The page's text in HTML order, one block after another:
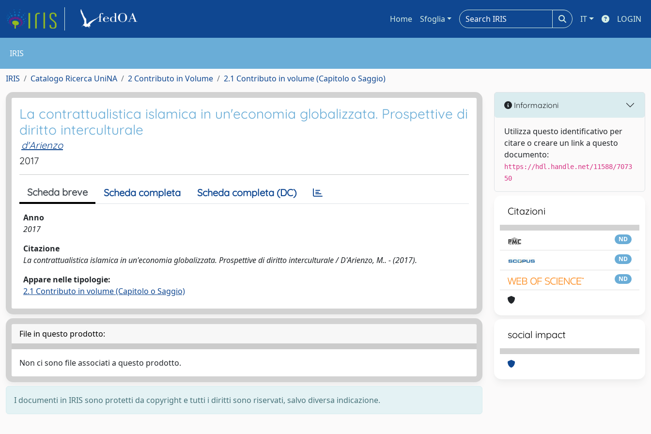
Home Sfoglia IT LOGIN
IRIS
IRIS Catalogo Ricerca UniNA 2 Contributo in Volume 2.1 Contributo in volume (Capitolo o Saggio)
La contrattualistica islamica in un'economia globalizzata. Prospettive di
diritto interculturale
d'Arienzo
2017
Scheda breve Scheda completa Scheda completa (DC)
Anno
2017
Citazione
La contrattualistica islamica in un'economia globalizzata. Prospettive di diritto interculturale / D'Arienzo, M.. - (2017).
Appare nelle tipologie:
2.1 Contributo in volume (Capitolo o Saggio)
File in questo prodotto:
Non ci sono file associati a questo prodotto.
I documenti in IRIS sono protetti da copyright e tutti i diritti sono riservati, salvo diversa indicazione.
Informazioni
Utilizza questo identificativo per
citare o creare un link a questo
documento:
https://hdl.handle.net/11588/7073
50
Citazioni
ND
ND
ND
social impact